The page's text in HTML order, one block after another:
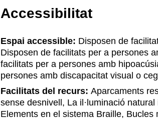
Accessibilitat
Espai accessible: Disposen de
Disposen de facilitats per a persones
facilitats per a persones amb
persones amb discapacitat visual o
Facilitats del recurs: Aparcaments
sense desnivell, La il·luminació
Elements en el sistema Braille,